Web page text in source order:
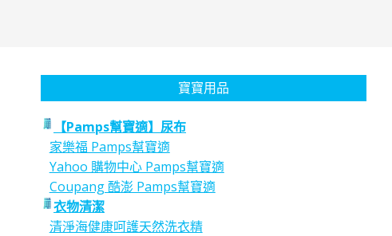
寶寶用品
【Pamps幫寶適】尿布
家樂福 Pamps幫寶適
Yahoo 購物中心 Pamps幫寶適
Coupang 酷澎 Pamps幫寶適
衣物清潔
清淨海健康呵護天然洗衣精